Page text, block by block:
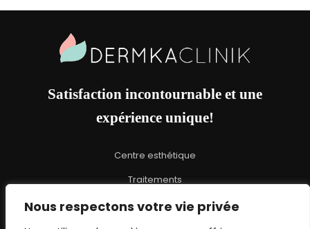
Nous respectons votre vie privée
Footer
Satisfaction incontournable et une
expérience unique!
Centre esthétique
Traitements
Promotions